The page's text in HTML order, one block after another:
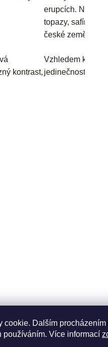
cookie. Dalším procházením
Více informací
erupcích.
topazy, safíry s
české země.
kontrast,
Vzhledem k
jedinečnosti